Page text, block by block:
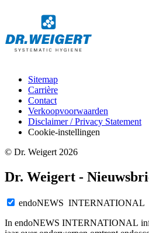
Sitemap
Carrière
Contact
Verkoopvoorwaarden
Disclaimer / Privacy Statement
Cookie-instellingen
© Dr. Weigert 2026
Dr. Weigert -
endoNEWS INTERNATIONAL
In endoNEWS INTERNATIONAL